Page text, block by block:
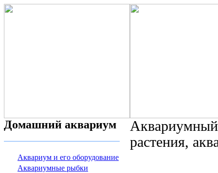
Домашний аквариум
Аквариум и его оборудование
Аквариумные рыбки
растения,